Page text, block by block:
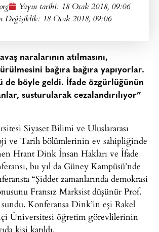
Yayın tarihi: 18 Ocak 2018, 09:06
Değişiklik: 18 Ocak 2018, 09:06
naralarının atılmasını,
bağıra bağıra yapıyorlar.
de böyle geldi. İfade özgürlüğünün
susturularak cezalandırılıyor”
Siyaset Bilimi ve Uluslararası
ve Tarih bölümlerinin ev sahipliğinde
Hrant Dink İnsan Hakları ve İfade
bu yıl da Güney Kampüsü’nde
“Şiddet zamanlarında demokrasi
Fransız Marksist düşünür Prof.
Konferansa Dink’in eşi Rakel
Üniversitesi öğretim görevlilerinin
kişi katıldı.